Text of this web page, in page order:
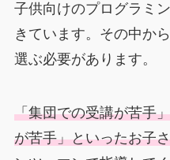
子供向けのプログラミ
きています。その中か
選ぶ必要があります。
「集団での受講が苦手
が苦手」といったお子